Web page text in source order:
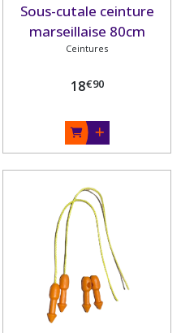
Sous-cutale ceinture
marseillaise 80cm
Ceintures
18€90